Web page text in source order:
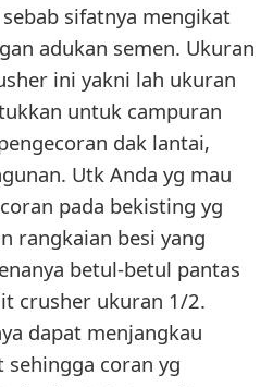
sifatnya mengikat
adukan semen. Ukuran
ini yakni lah ukuran
untuk campuran
dak lantai,
Utk Anda yg mau
pada bekisting yg
rangkaian besi yang
betul-betul pantas
crusher ukuran 1/2.
dapat menjangkau
sehingga coran yg